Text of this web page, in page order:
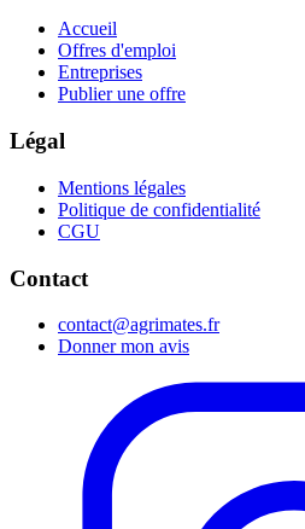
Accueil
Offres d'emploi
Entreprises
Publier une offre
Légal
Mentions légales
Politique de confidentialité
CGU
Contact
contact@agrimates.fr
Donner mon avis